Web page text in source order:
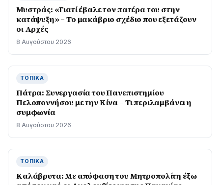
Μυστράς: «Γιατί έβαλε τον πατέρα του στην
κατάψυξη» – Το μακάβριο σχέδιο που εξετάζουν
οι Αρχές
8 Αυγούστου 2026
ΤΟΠΙΚΆ
Πάτρα: Συνεργασία του Πανεπιστημίου
Πελοποννήσου με την Κίνα – Τι περιλαμβάνει η
συμφωνία
8 Αυγούστου 2026
ΤΟΠΙΚΆ
Καλάβρυτα: Με απόφαση του Μητροπολίτη έξω